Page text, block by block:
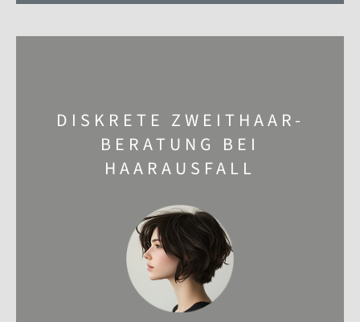
DISKRETE ZWEITHAAR-
BERATUNG BEI
HAARAUSFALL